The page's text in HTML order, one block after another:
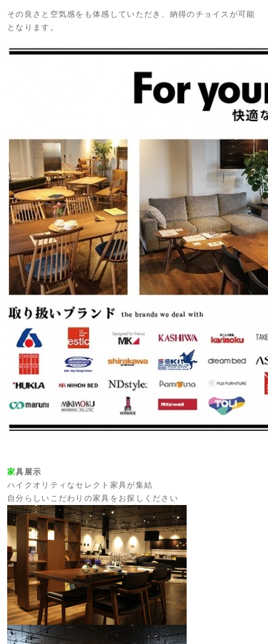
その良さと空気感をも体感していただき、納得のチョイスが可能
となります。
家具展示
ハイクオリティなセレクト家具が集結
自分らしいこだわりの家具をお探しください